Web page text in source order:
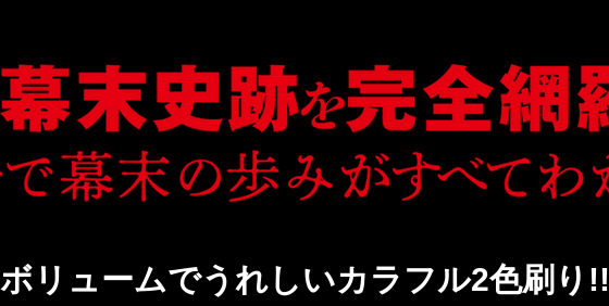
リュームでうれしいカラフル2色刷り!!